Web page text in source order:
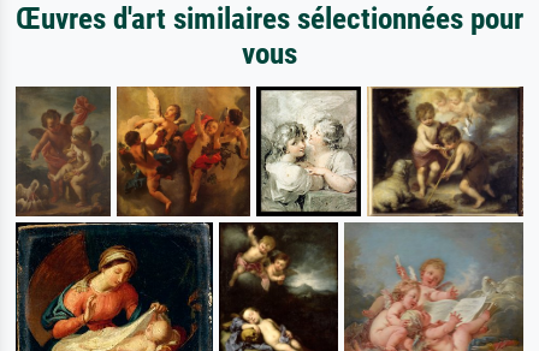
Œuvres d'art similaires sélectionnées pour
vous